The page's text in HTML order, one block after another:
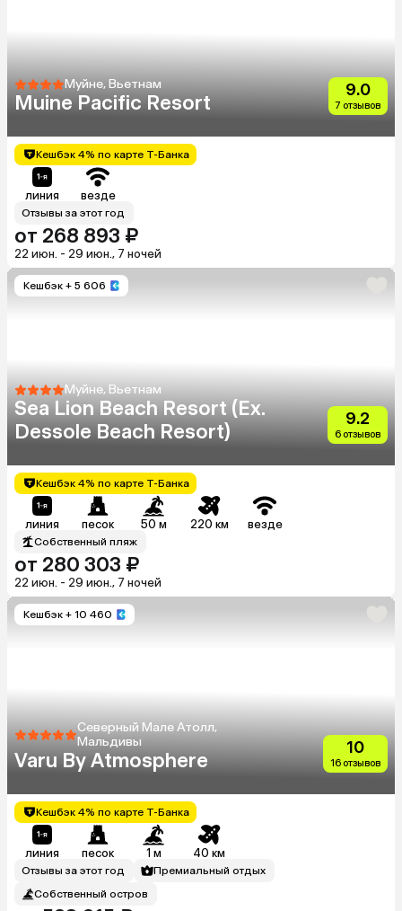
Муйне, Вьетнам
Muine Pacific Resort
9.0
7 отзывов
Кешбэк 4% по карте Т-Банка
линия везде
Отзывы за этот год
от 268 893 ₽
22 июн. - 29 июн., 7 ночей
Кешбэк + 5 606
Муйне, Вьетнам
Sea Lion Beach Resort (Ex.
Dessole Beach Resort)
9.2
6 отзывов
Кешбэк 4% по карте Т-Банка
линия песок 50 м 220 км везде
Собственный пляж
от 280 303 ₽
22 июн. - 29 июн., 7 ночей
Кешбэк + 10 460
Северный Мале Атолл,
Мальдивы
Varu By Atmosphere
10
16 отзывов
Кешбэк 4% по карте Т-Банка
линия песок 1 м 40 км
Отзывы за этот год
Премиальный отдых
Собственный остров